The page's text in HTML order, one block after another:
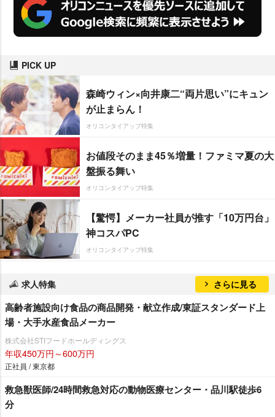
PICK UP
森崎ウィン×向井康二“両片思い”にキュン
が止まらん！
オリコンタイアップ特集
お値段そのまま45％増量！ファミマ夏の大
盤振る舞い
オリコンタイアップ特集
【驚愕】メーカー社員が推す「10万円台」
神コスパPC
オリコンタイアップ特集
求人特集 さらに見る
高齢者施設向け食品の商品開発・献立作成/東証スタンダード上
場・大手水産食品メーカー
株式会社STIフードホールディングス
年収450万円～600万円
正社員 / 東京都
救急獣医師/24時間救急対応の動物医療センター・品川駅徒歩6
分